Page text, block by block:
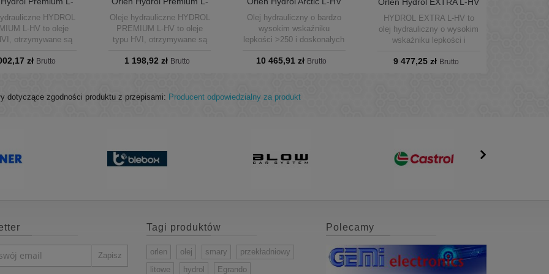
HYDROL
L-HV to oleje
otrzymywane są
mineralnych i
zł Brutto
Oleje hydrauliczne HYDROL
PREMIUM L-HV to oleje
typu HVI, otrzymywane są
olejów mineralnych i
uszlachetniających.
1 198,92 zł Brutto
Olej hydrauliczny o bardzo
wysokim wskaźniku
lepkości >250 i doskonałych
niskotemperaturowych. Olej
uszlachetniające
trących w układach pomp
10 465,91 zł Brutto
HYDROL EXTRA L-HV to
olej hydrauliczny o wysokim
wskaźniku lepkości i
ścinanie. Dzięki specjalnie
9 477,25 zł Brutto
dotyczące zgodności produktu z przepisami: Producent odpowiedzialny za produkt
Tagi produktów
orlen olej smary
przekładniowy
litowe
hydrol Egrando
Polecamy